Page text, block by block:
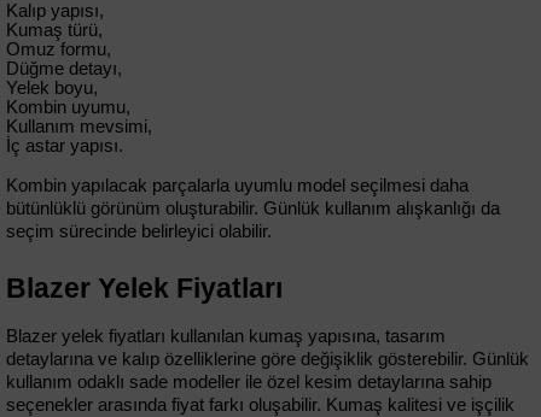
Kalıp yapısı,
Kumaş türü,
Omuz formu,
Düğme detayı,
Yelek boyu,
Kombin uyumu,
Kullanım mevsimi,
İç astar yapısı.
Kombin yapılacak parçalarla uyumlu model seçilmesi daha
bütünlüklü görünüm oluşturabilir. Günlük kullanım alışkanlığı da
seçim sürecinde belirleyici olabilir.
Blazer Yelek Fiyatları
Blazer yelek fiyatları kullanılan kumaş yapısına, tasarım
detaylarına ve kalıp özelliklerine göre değişiklik gösterebilir. Günlük
kullanım odaklı sade modeller ile özel kesim detaylarına sahip
seçenekler arasında fiyat farkı oluşabilir. Kumaş kalitesi ve işçilik